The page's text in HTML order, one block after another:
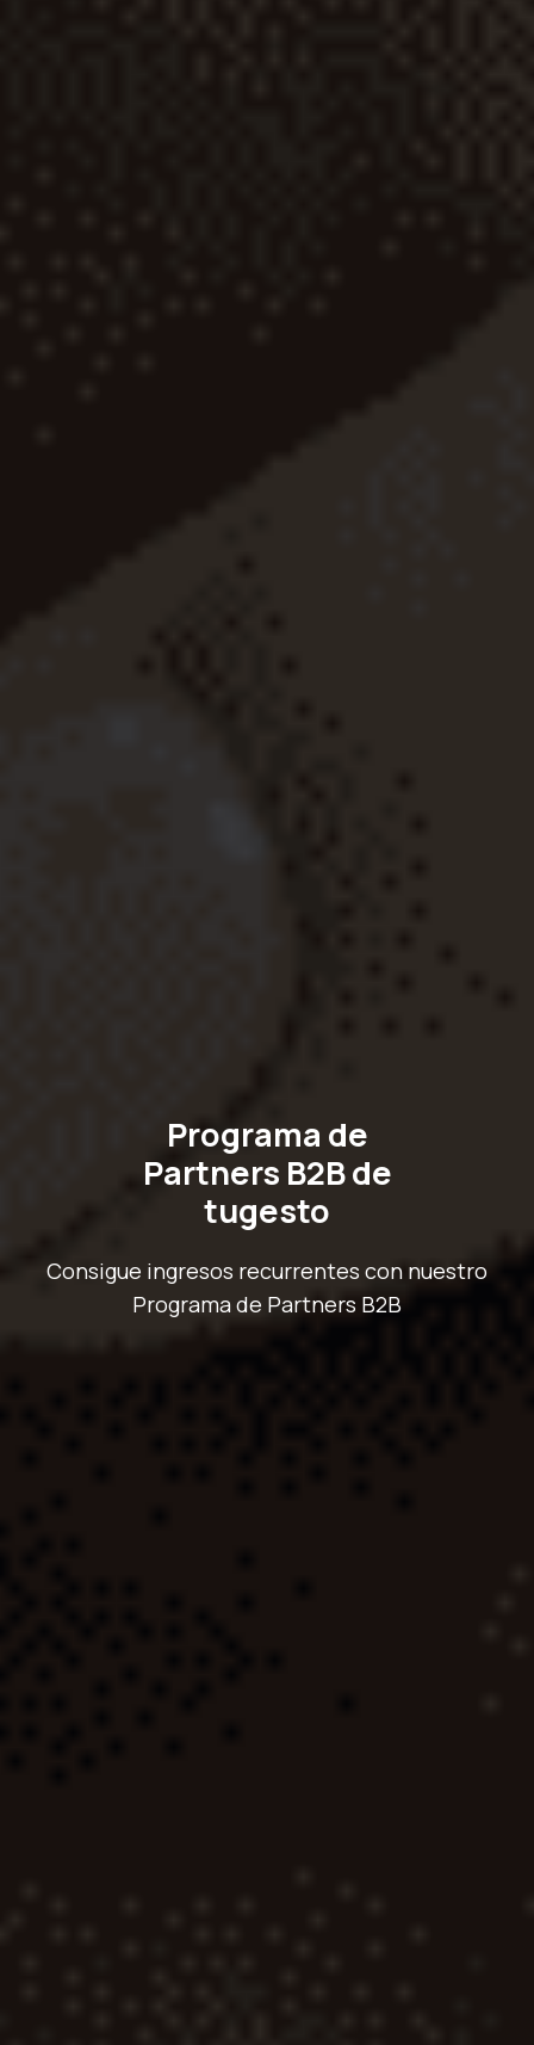
Programa de
Partners B2B de
tugesto
Consigue ingresos recurrentes con nuestro
Programa de Partners B2B